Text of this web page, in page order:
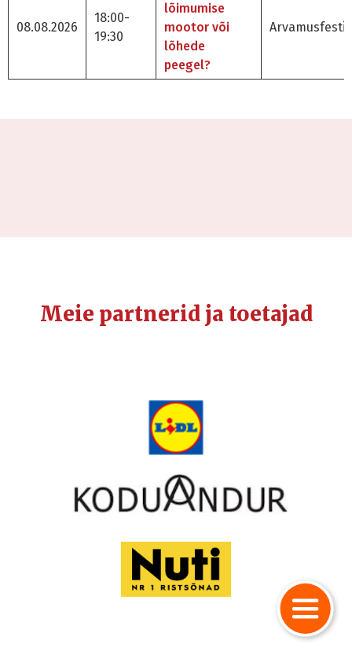
08.08.2026
18:00-
19:30
lõimumise
mootor või
lõhede
peegel?
Meie partnerid ja toetajad